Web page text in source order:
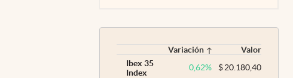
Variación
Valor
Ibex 35
Index
0,62% $20.180,40